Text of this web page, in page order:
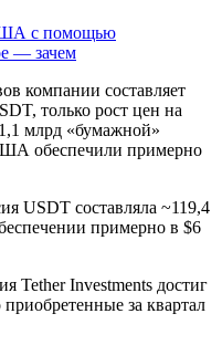
с помощью
— зачем
компании составляет
только рост цен на
млрд «бумажной»
обеспечили примерно
USDT составляла ~119,4
примерно в $6
Tether Investments достиг
за квартал